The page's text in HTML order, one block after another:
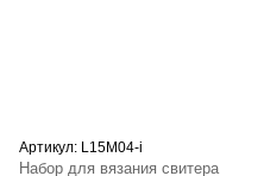
Артикул: L15M04-i
Набор для вязания свитера